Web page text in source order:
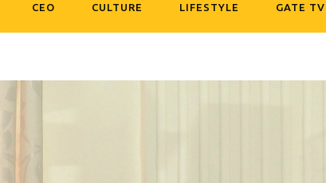
CEO CULTURE LIFESTYLE GATE TV